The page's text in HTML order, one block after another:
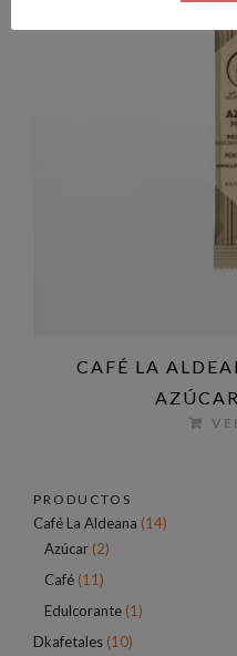
CAFÉ LA
PRODUCTOS
Café La Aldeana (14)
Azúcar (2)
Café (11)
Edulcorante (1)
Dkafetales (10)